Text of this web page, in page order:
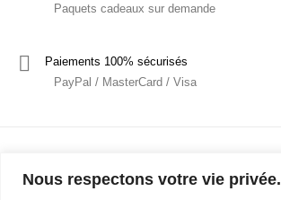
Nous respectons votre vie privée.
Paquets cadeaux sur demande
Paiements 100% sécurisés
PayPal / MasterCard / Visa